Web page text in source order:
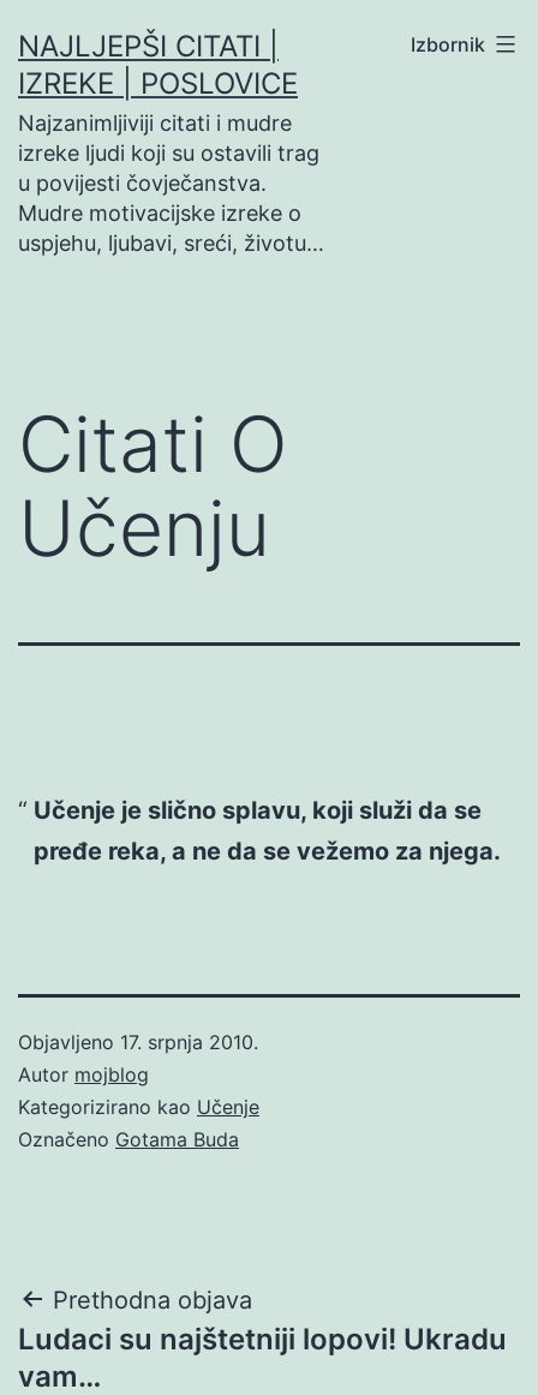
na
sadržaj
NAJLJEPŠI CITATI |
IZREKE | POSLOVICE
Najzanimljiviji citati i mudre
izreke ljudi koji su ostavili trag
u povijesti čovječanstva.
Mudre motivacijske izreke o
uspjehu, ljubavi, sreći, životu…
Izbornik
Citati O
Učenju
Učenje je slično splavu, koji služi da se
pređe reka, a ne da se vežemo za njega.
Objavljeno 17. srpnja 2010.
Autor mojblog
Kategorizirano kao Učenje
Označeno Gotama Buda
Navigacija
objava
Prethodna objava
Ludaci su najštetniji lopovi! Ukradu
vam…